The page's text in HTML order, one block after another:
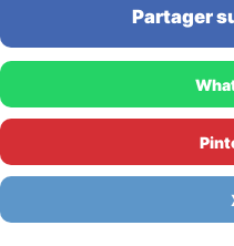
Partager